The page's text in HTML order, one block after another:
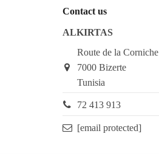
Contact us
ALKIRTAS
Route de la Corniche
7000 Bizerte
Tunisia
72 413 913
[email protected]